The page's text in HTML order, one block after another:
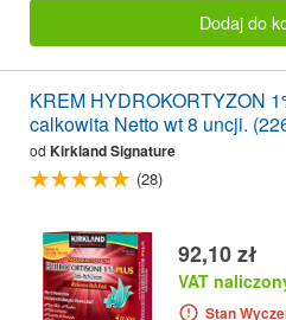
Dodaj do
KREM HYDROKORTYZON
calkowita Netto wt 8 uncji.
od Kirkland Signature
(28)
92,10 zł
VAT
Stan